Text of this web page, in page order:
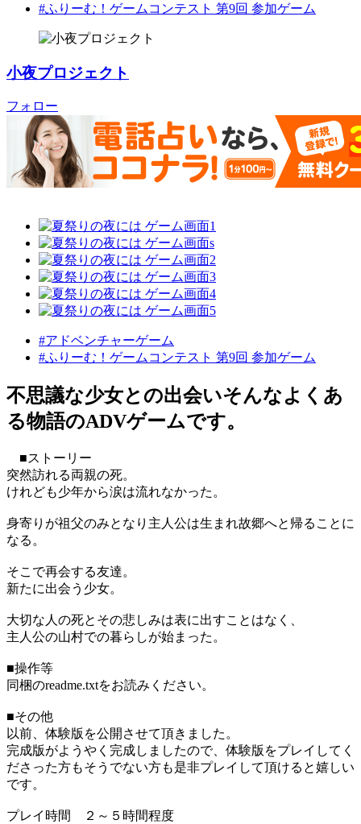
#ふりーむ！ゲームコンテスト 第9回 参加ゲーム
小夜プロジェクト
フォロー
#アドベンチャーゲーム
#ふりーむ！ゲームコンテスト 第9回 参加ゲーム
不思議な少女との出会いそんなよくあ
る物語のADVゲームです。
■ストーリー
突然訪れる両親の死。
けれども少年から涙は流れなかった。
身寄りが祖父のみとなり主人公は生まれ故郷へと帰ることに
なる。
そこで再会する友達。
新たに出会う少女。
大切な人の死とその悲しみは表に出すことはなく、
主人公の山村での暮らしが始まった。
■操作等
同梱のreadme.txtをお読みください。
■その他
以前、体験版を公開させて頂きました。
完成版がようやく完成しましたので、体験版をプレイしてく
ださった方もそうでない方も是非プレイして頂けると嬉しい
です。
プレイ時間 ２～５時間程度